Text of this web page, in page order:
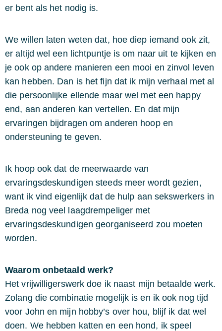
er bent als het nodig is.
We willen laten weten dat, hoe diep iemand ook zit,
er altijd wel een lichtpuntje is om naar uit te kijken en
je ook op andere manieren een mooi en zinvol leven
kan hebben. Dan is het fijn dat ik mijn verhaal met al
die persoonlijke ellende maar wel met een happy
end, aan anderen kan vertellen. En dat mijn
ervaringen bijdragen om anderen hoop en
ondersteuning te geven.
Ik hoop ook dat de meerwaarde van
ervaringsdeskundigen steeds meer wordt gezien,
want ik vind eigenlijk dat de hulp aan sekswerkers in
Breda nog veel laagdrempeliger met
ervaringsdeskundigen georganiseerd zou moeten
worden.
Waarom onbetaald werk?
Het vrijwilligerswerk doe ik naast mijn betaalde werk.
Zolang die combinatie mogelijk is en ik ook nog tijd
voor John en mijn hobby’s over hou, blijf ik dat wel
doen. We hebben katten en een hond, ik speel